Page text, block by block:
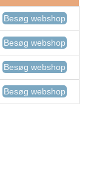
Besøg webshop
Besøg webshop
Besøg webshop
Besøg webshop